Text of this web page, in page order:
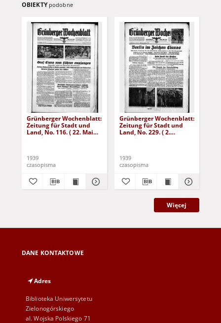
OBIEKTY podobne
Grünberger Wochenblatt:
Zeitung für Stadt und
Land, No. 116. ( 22. Mai
1939
czasopisma
Grünberger Wochenblatt:
Zeitung für Stadt und
Land, No. 229. ( 2.
1939
czasopisma
Więcej
DANE KONTAKTOWE
Adres
Biblioteka Uniwersytetu
Zielonogórskiego
al. Wojska Polskiego 71